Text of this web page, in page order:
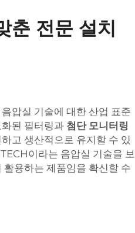
춘 전문 설치
압실 기술에 대한 산업 표준
된 필터링과 첨단 모니터링
고 생산적으로 유지할 수 있
이라는 음압실 기술을 보
용하는 제품임을 확신할 수